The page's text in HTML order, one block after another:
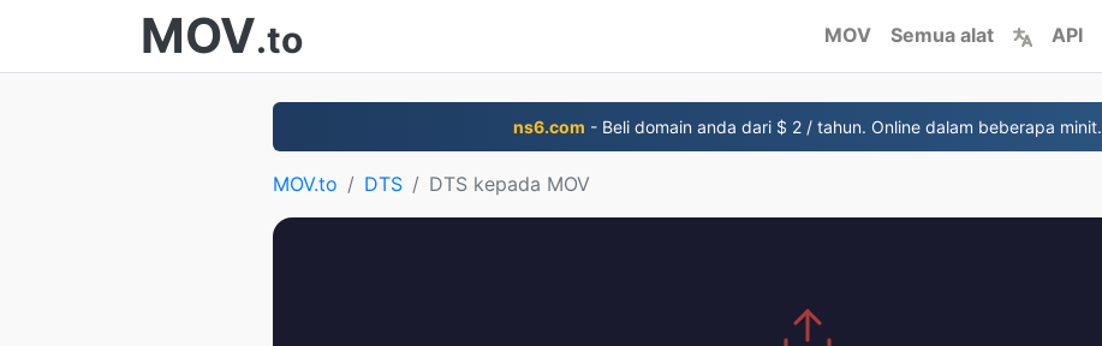
MOV.to MOV Semua alat API
ns6.com - Beli domain anda dari $ 2 / tahun. Online dalam beberapa minit.
MOV.to DTS DTS kepada MOV